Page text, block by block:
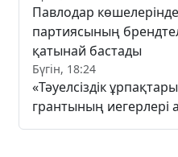
Павлодар
партиясының
қатынай бастады
Бүгін, 18:24
«Тәуелсіздік
грантының иегерлері